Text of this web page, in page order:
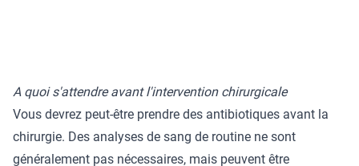
A quoi s'attendre avant l'intervention chirurgicale
Vous devrez peut-être prendre des antibiotiques avant la
chirurgie. Des analyses de sang de routine ne sont
généralement pas nécessaires, mais peuvent être